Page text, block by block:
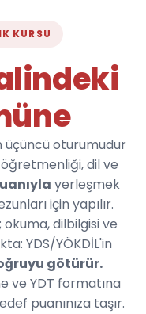
KURSU
üçüncü oturumudur
dil ve
yerleşmek
için yapılır.
dilbilgisi ve
YDS/YÖKDİL'in
götürür.
ve YDT formatına
puanınıza taşır.